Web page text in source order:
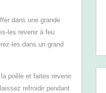
dans une grande
les revenir à feu
les dans un grand
poêle et faites revenir
refroidir pendant